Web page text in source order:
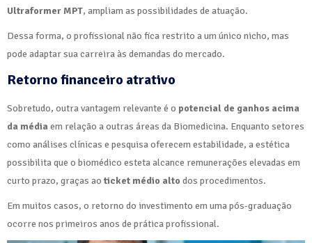
Ultraformer MPT, ampliam as possibilidades de atuação.
Dessa forma, o profissional não fica restrito a um único nicho, mas
pode adaptar sua carreira às demandas do mercado.
Retorno financeiro atrativo
Sobretudo, outra vantagem relevante é o potencial de ganhos acima
da média em relação a outras áreas da Biomedicina. Enquanto setores
como análises clínicas e pesquisa oferecem estabilidade, a estética
possibilita que o biomédico esteta alcance remunerações elevadas em
curto prazo, graças ao ticket médio alto dos procedimentos.
Em muitos casos, o retorno do investimento em uma pós-graduação
ocorre nos primeiros anos de prática profissional.